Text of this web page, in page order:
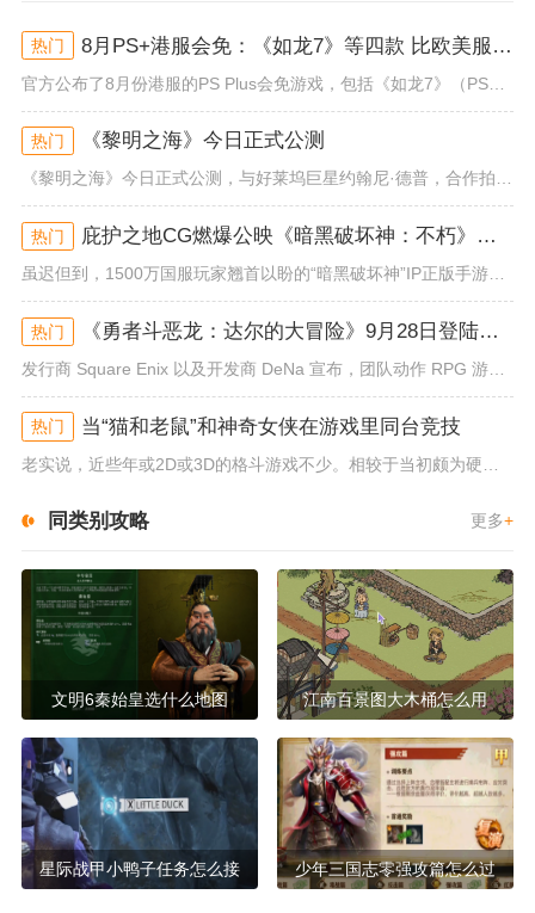
热门 8月PS+港服会免：《如龙7》等四款 比欧美服多一款
官方公布了8月份港服的PS Plus会免游戏，包括《如龙7》（PS4/PS5）、《小小梦魇》（PS4）、《托尼霍克职业滑...
热门 《黎明之海》今日正式公测
《黎明之海》今日正式公测，与好莱坞巨星约翰尼·德普，合作拍摄的宣传短片《冒险者的游戏》同步上线！沉浸式环球之旅 打造属于...
热门 庇护之地CG燃爆公映《暗黑破坏神：不朽》今日全平台上线
虽迟但到，1500万国服玩家翘首以盼的“暗黑破坏神”IP正版手游《暗黑破坏神：不朽》已于今日全平台上线！动作RPG王者再...
热门 《勇者斗恶龙：达尔的大冒险》9月28日登陆苹果谷歌应用商店
发行商 Square Enix 以及开发商 DeNa 宣布，团队动作 RPG 游戏《勇者斗恶龙：达尔的大冒险 魂之绊》将...
热门 当“猫和老鼠”和神奇女侠在游戏里同台竞技
同类别攻略 更多+
文明6秦始皇选什么地图 江南百景图大木桶怎么用
星际战甲小鸭子任务怎么接 少年三国志零强攻篇怎么过